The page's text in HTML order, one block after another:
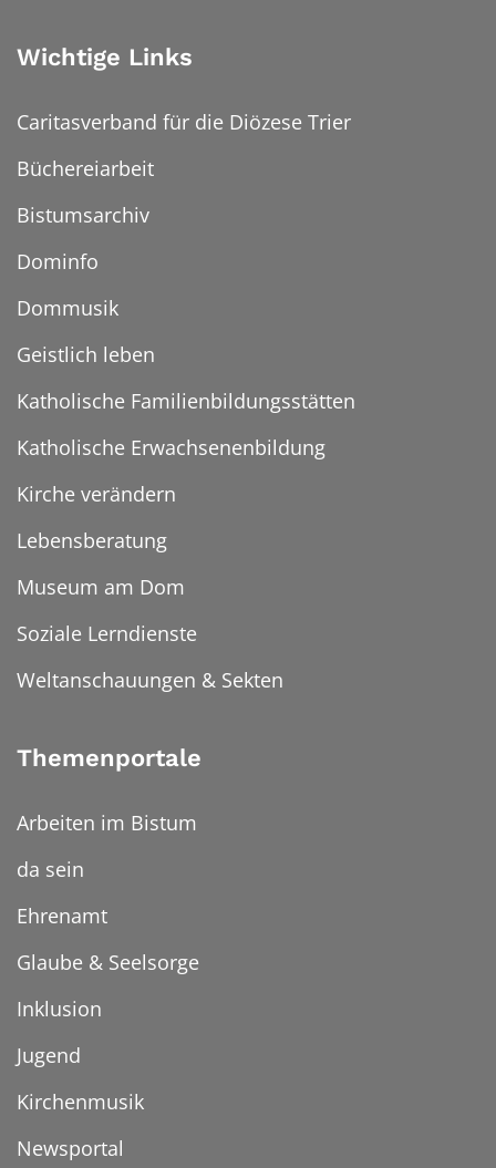
Wichtige Links
Caritasverband für die Diözese Trier
Büchereiarbeit
Bistumsarchiv
Dominfo
Dommusik
Geistlich leben
Katholische Familienbildungsstätten
Katholische Erwachsenenbildung
Kirche verändern
Lebensberatung
Museum am Dom
Soziale Lerndienste
Weltanschauungen & Sekten
Themenportale
Arbeiten im Bistum
da sein
Ehrenamt
Glaube & Seelsorge
Inklusion
Jugend
Kirchenmusik
Newsportal